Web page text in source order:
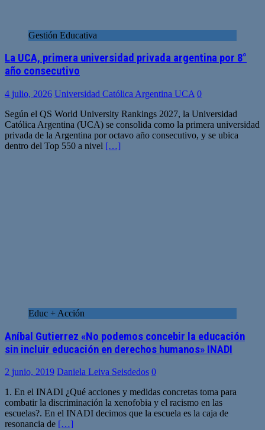
Gestión Educativa
La UCA, primera universidad privada argentina por 8°
año consecutivo
4 julio, 2026 Universidad Católica Argentina UCA 0
Según el QS World University Rankings 2027, la Universidad
Católica Argentina (UCA) se consolida como la primera universidad
privada de la Argentina por octavo año consecutivo, y se ubica
dentro del Top 550 a nivel […]
Educ + Acción
Aníbal Gutierrez «No podemos concebir la educación
sin incluir educación en derechos humanos» INADI
2 junio, 2019 Daniela Leiva Seisdedos 0
1. En el INADI ¿Qué acciones y medidas concretas toma para
combatir la discriminación la xenofobia y el racismo en las
escuelas?. En el INADI decimos que la escuela es la caja de
resonancia de […]